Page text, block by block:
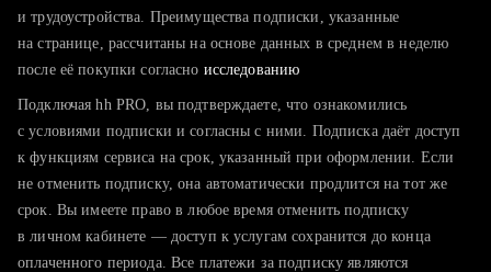
тратите много времени на поиск и вручную поднимаете
хотите сравнить себя с конкурентами и оценить шансы
и трудоустройства. Преимущества подписки, указанные
на странице, рассчитаны на основе данных в среднем в неделю
после её покупки согласно исследованию
Подключая hh PRO, вы подтверждаете, что ознакомились
с условиями подписки и согласны с ними. Подписка даёт доступ
к функциям сервиса на срок, указанный при оформлении. Если
не отменить подписку, она автоматически продлится на тот же
срок. Вы имеете право в любое время отменить подписку
в личном кабинете — доступ к услугам сохранится до конца
оплаченного периода. Все платежи за подписку являются